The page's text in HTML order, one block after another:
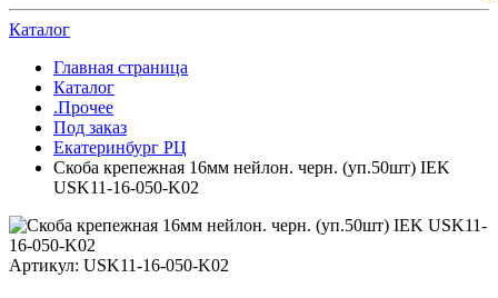
Каталог
Главная страница
Каталог
.Прочее
Под заказ
Екатеринбург РЦ
Скоба крепежная 16мм нейлон. черн. (уп.50шт) IEK
USK11-16-050-K02
Артикул: USK11-16-050-K02